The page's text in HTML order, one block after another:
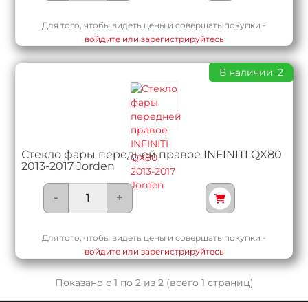
Для того, чтобы видеть цены и совершать покупки -
войдите или зарегистрируйтесь
Стекло фары передней правое INFINITI QX80
2013-2017 Jorden
В наличии: 2
- +
Для того, чтобы видеть цены и совершать покупки -
войдите или зарегистрируйтесь
Показано с 1 по 2 из 2 (всего 1 страниц)